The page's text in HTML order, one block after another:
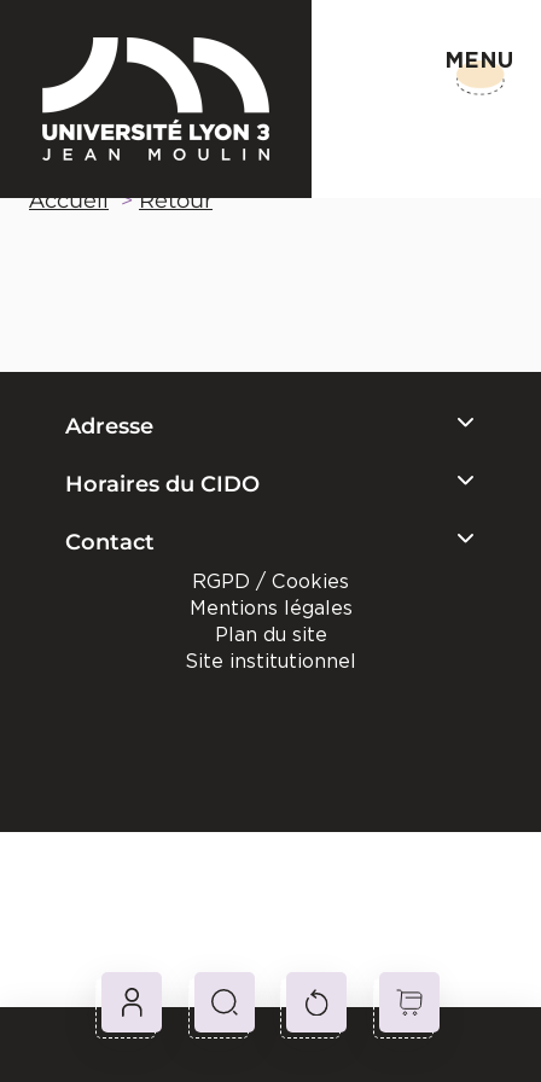
MENU
Accueil Retour
Adresse
Horaires du CIDO
Contact
RGPD / Cookies
Mentions légales
Plan du site
Site institutionnel